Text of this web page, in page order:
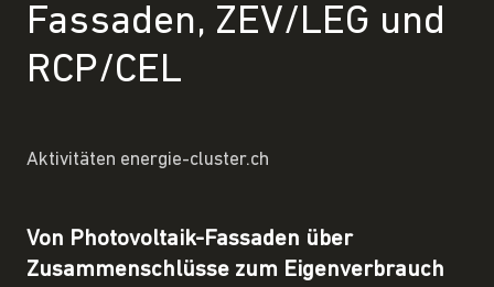
Fassaden, ZEV/LEG und
RCP/CEL
Aktivitäten energie-cluster.ch
Von Photovoltaik-Fassaden über
Zusammenschlüsse zum Eigenverbrauch